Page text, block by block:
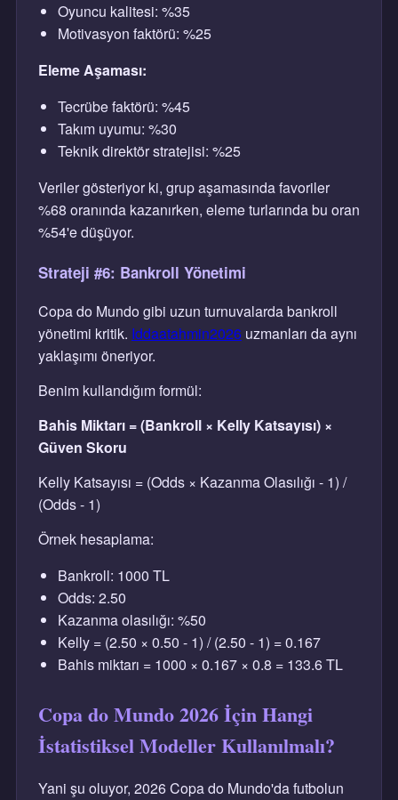
Oyuncu kalitesi: %35
Motivasyon faktörü: %25
Eleme Aşaması:
Tecrübe faktörü: %45
Takım uyumu: %30
Teknik direktör stratejisi: %25
Veriler gösteriyor ki, grup aşamasında favoriler
%68 oranında kazanırken, eleme turlarında bu oran
%54'e düşüyor.
Strateji #6: Bankroll Yönetimi
Copa do Mundo gibi uzun turnuvalarda bankroll
yönetimi kritik. Iddaatahmin2026 uzmanları da aynı
yaklaşımı öneriyor.
Benim kullandığım formül:
Bahis Miktarı = (Bankroll × Kelly Katsayısı) ×
Güven Skoru
Kelly Katsayısı = (Odds × Kazanma Olasılığı - 1) /
(Odds - 1)
Örnek hesaplama:
Bankroll: 1000 TL
Odds: 2.50
Kazanma olasılığı: %50
Kelly = (2.50 × 0.50 - 1) / (2.50 - 1) = 0.167
Bahis miktarı = 1000 × 0.167 × 0.8 = 133.6 TL
Copa do Mundo 2026 İçin Hangi
İstatistiksel Modeller Kullanılmalı?
Yani şu oluyor, 2026 Copa do Mundo'da futbolun